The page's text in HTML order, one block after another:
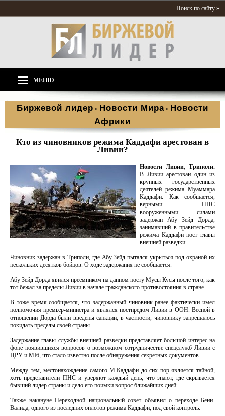
Поиск по сайту »
МЕНЮ
Биржевой лидер » Новости Мира » Новости
Африки
Кто из чиновников режима Каддафи арестован в
Ливии?
Новости Ливии, Триполи.
В Ливии арестован один из
крупных государственных
деятелей режима Муаммара
Каддафи. Как сообщается,
верными ПНС
вооруженными силами
задержан Абу Зейд Дорда,
занимавший в правительстве
режима Каддафи пост главы
внешней разведки.
Чиновник задержан в Триполи, где Абу Зейд пытался укрыться под охраной их
нескольких десятков бойцов. О ходе задержания не сообщается.
Абу Зейд Дорда явился преемником на данном посту Мусы Кусы после того, как
тот бежал за пределы Ливии в начале гражданского противостояния в стране.
В тоже время сообщается, что задержанный чиновник ранее фактически имел
полномочия премьер-министра и являлся постпредом Ливии в ООН. Весной в
отношении Дорда были введены санкции, в частности, чиновнику запрещалось
покидать пределы своей страны.
Задержание главы службы внешней разведки представляет большой интерес на
фоне появившихся вопросов о возможном сотрудничестве спецслужб Ливии с
ЦРУ и MI6, что стало известно после обнаружения секретных документов.
Между тем, местонахождение самого М.Каддафи до сих пор является тайной,
хоть представители ПНС и уверяют каждый день, что знают, где скрывается
бывший лидер страны и дело его поимки вопрос ближайших дней.
Также накануне Переходной национальный совет объявил о переходе Бени-
Валида, одного из последних оплотов режима Каддафи, под свой контроль.